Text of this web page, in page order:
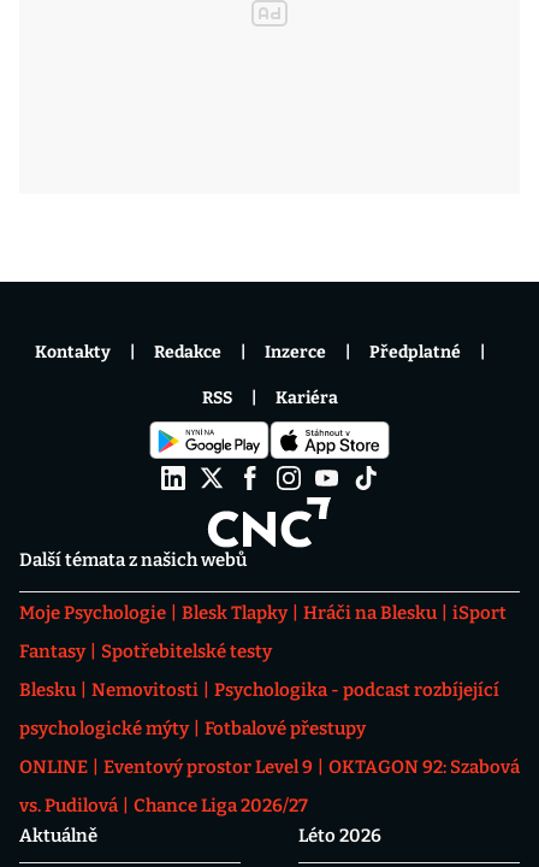
Další témata z našich webů
Moje Psychologie Blesk Tlapky Hráči na Blesku
iSport
Fantasy
Spotřebitelské testy
Blesku
Nemovitosti
Psychologika - podcast rozbíjející
psychologické mýty
Fotbalové přestupy
ONLINE
Eventový prostor Level 9
OKTAGON 92: Szabová
vs. Pudilová
Chance Liga 2026/27
Aktuálně
Léto 2026
Kontakty Redakce Inzerce Předplatné
RSS Kariéra